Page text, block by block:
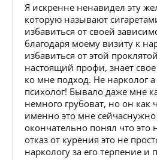
Я искренне ненавидел эту
которую называют
избавиться от своей
благодаря моему визиту к
избавиться от этой
настоящий профи, знает
ко мне подход. Не нарколог
психолог! Бывало даже мне
немного грубоват, но он как
именно это мне
окончательно понял что это
отказ от курения это не
наркологу за его терпение и